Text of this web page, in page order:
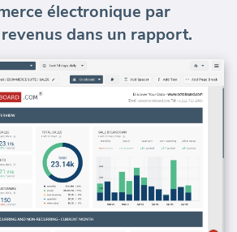
électronique par
dans un rapport.